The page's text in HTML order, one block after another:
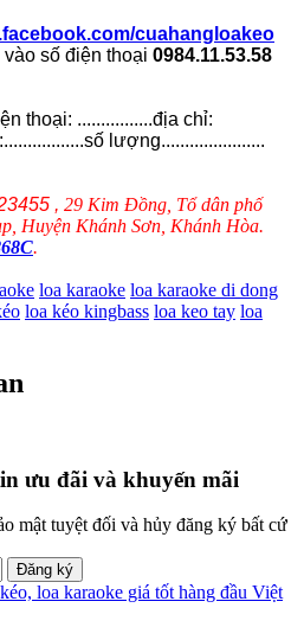
cuahangloakeo
số điện thoại 0984.11.53.58
thoại: ................địa chỉ:
lượng......................
, 29 Kim Đồng, Tổ dân phố
Huyện Khánh Sơn, Khánh Hòa.
.
loa karaoke loa karaoke di dong
loa kéo kingbass loa keo tay loa
ưu đãi và khuyến mãi
mật tuyệt đối và hủy đăng ký bất cứ
Đăng ký